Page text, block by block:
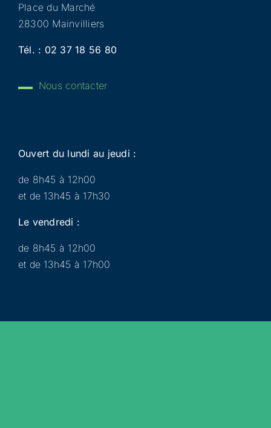
Place du Marché
28300 Mainvilliers
Tél. : 02 37 18 56 80
Nous contacter
Ouvert du lundi au jeudi :
de 8h45 à 12h00
et de 13h45 à 17h30
Le vendredi :
de 8h45 à 12h00
et de 13h45 à 17h00